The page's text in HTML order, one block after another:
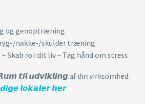
og genoptræning
nakke-/skulder træning
Skab ro i dit liv – Tag hånd om stress
𝙩𝙞𝙡 𝙪𝙙𝙫𝙞𝙠𝙡𝙞𝙣𝙜 af din virksomhed.
𝙡𝙤𝙠𝙖𝙡𝙚𝙧 𝙝𝙚𝙧